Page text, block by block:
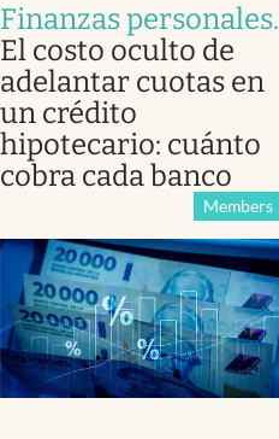
Finanzas personales.
El costo oculto de
adelantar cuotas en
un crédito
hipotecario: cuánto
cobra cada banco
Members